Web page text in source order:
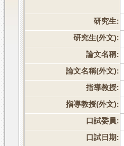
研究生:
研究生(外文):
論文名稱:
論文名稱(外文):
指導教授:
指導教授(外文):
口試委員:
口試日期: